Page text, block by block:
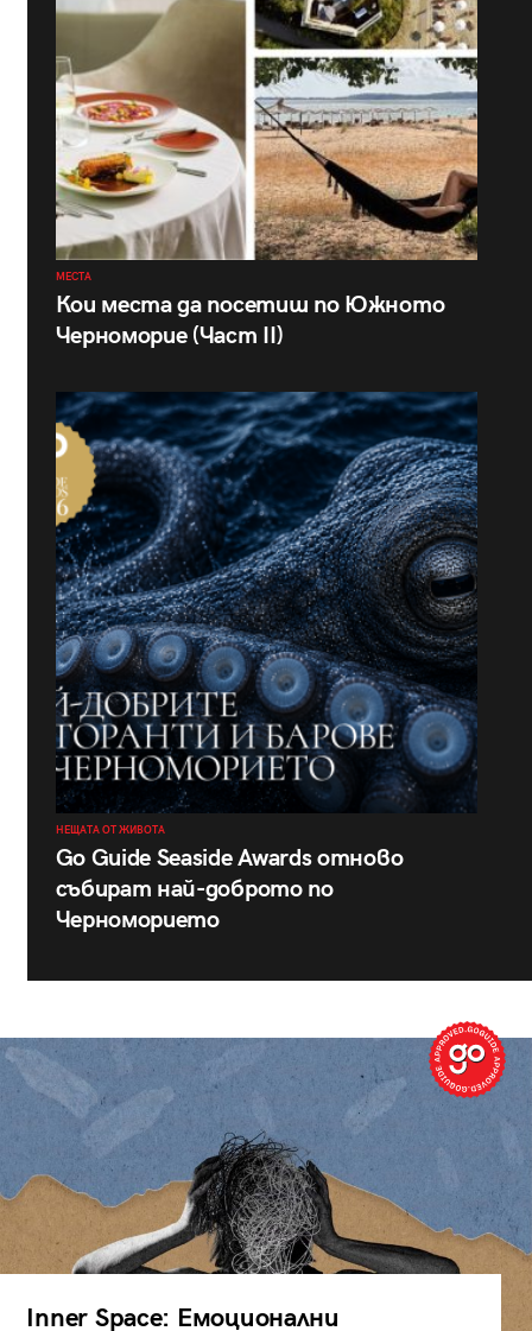
МЕСТА
Кои места да посетиш по Южното
Черноморие (Част II)
НЕЩАТА ОТ ЖИВОТА
Go Guide Seaside Awards отново
събират най-доброто по
Черноморието
Inner Space: Емоционални